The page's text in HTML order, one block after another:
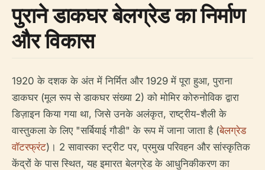
पुराने डाकघर बेलग्रेड का निर्माण
और विकास
1920 के दशक के अंत में निर्मित और 1929 में पूरा हुआ, पुराना
डाकघर (मूल रूप से डाकघर संख्या 2) को मोमिर कोरुनोविक द्वारा
डिज़ाइन किया गया था, जिसे उनके अलंकृत, राष्ट्रीय-शैली के
वास्तुकला के लिए "सर्बियाई गौडी" के रूप में जाना जाता है (बेलग्रेड
वॉटरफ्रंट)। 2 सावास्का स्ट्रीट पर, प्रमुख परिवहन और सांस्कृतिक
केंद्रों के पास स्थित, यह इमारत बेलग्रेड के आधुनिकीकरण का